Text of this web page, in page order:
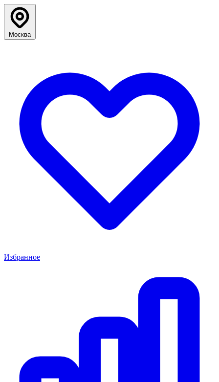
Москва
Избранное